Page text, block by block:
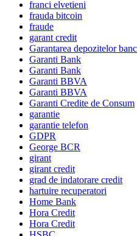
franci elvetieni
frauda bitcoin
fraude
garant credit
Garantarea depozitelor
Garanti Bank
Garanti Bank
Garanti BBVA
Garanti BBVA
Garanti Credite de Consum
garantie
garantie telefon
GDPR
George BCR
girant
girant credit
grad de indatorare credit
hartuire recuperatori
Home Bank
Hora Credit
Hora Credit